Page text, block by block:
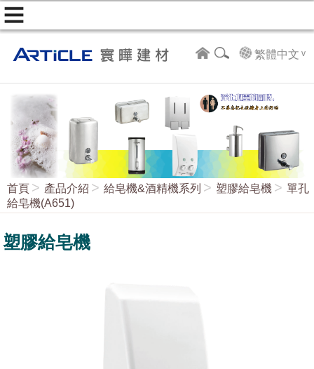
繁體中文
首頁 產品介紹 給皂機&酒精機系列 塑膠給皂機
單孔
給皂機(A651)
塑膠給皂機